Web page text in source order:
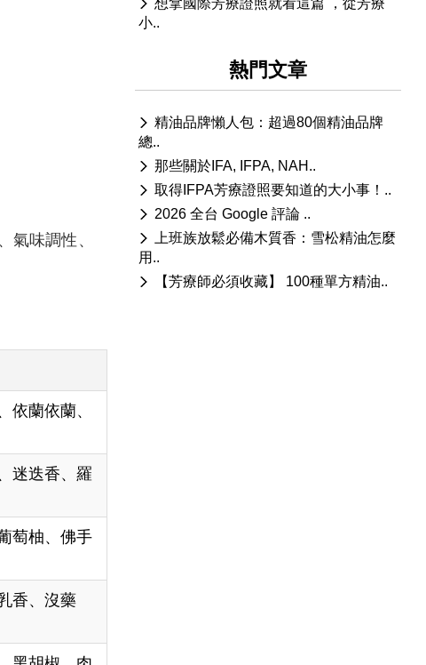
氣味調性、
依蘭依蘭、
迷迭香、羅
萄柚、佛手
香、沒藥
想拿國際芳療證照就看這篇 ，從芳療
小..
熱門文章
精油品牌懶人包：超過80個精油品牌
總..
那些關於IFA, IFPA, NAH..
取得IFPA芳療證照要知道的大小事！..
2026 全台 Google 評論 ..
上班族放鬆必備木質香：雪松精油怎麼
用..
【芳療師必須收藏】 100種單方精油..